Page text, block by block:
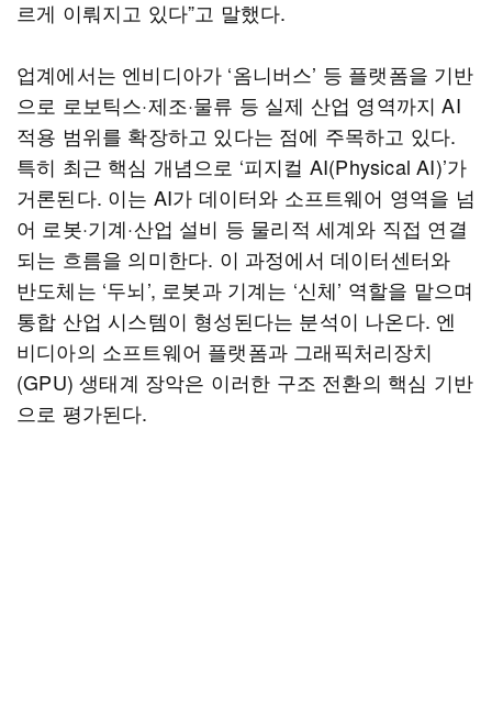
르게 이뤄지고 있다”고 말했다.
업계에서는 엔비디아가 ‘옴니버스’ 등 플랫폼을 기반
으로 로보틱스·제조·물류 등 실제 산업 영역까지 AI
적용 범위를 확장하고 있다는 점에 주목하고 있다.
특히 최근 핵심 개념으로 ‘피지컬 AI(Physical AI)’가
거론된다. 이는 AI가 데이터와 소프트웨어 영역을 넘
어 로봇·기계·산업 설비 등 물리적 세계와 직접 연결
되는 흐름을 의미한다. 이 과정에서 데이터센터와
반도체는 ‘두뇌’, 로봇과 기계는 ‘신체’ 역할을 맡으며
통합 산업 시스템이 형성된다는 분석이 나온다. 엔
비디아의 소프트웨어 플랫폼과 그래픽처리장치
(GPU) 생태계 장악은 이러한 구조 전환의 핵심 기반
으로 평가된다.